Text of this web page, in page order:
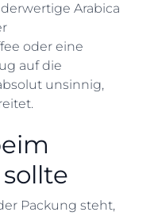
Arabica
oder eine
auf die
unsinnig,
Packung steht,